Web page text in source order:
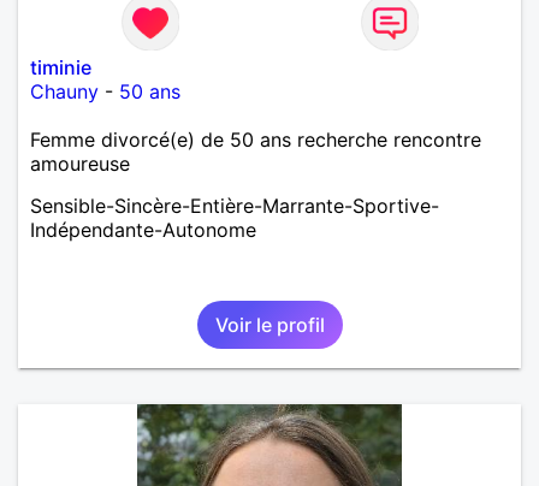
timinie
Chauny - 50 ans
Femme divorcé(e) de 50 ans recherche rencontre
amoureuse
Sensible-Sincère-Entière-Marrante-Sportive-
Indépendante-Autonome
Voir le profil